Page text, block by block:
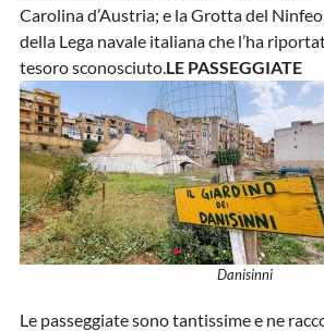
Carolina d’Austria; e la Grotta del
della Lega navale italiana che l’ha
tesoro sconosciuto.LE PASSEGGIATE
Danisinni
Le passeggiate sono tantissime e ne